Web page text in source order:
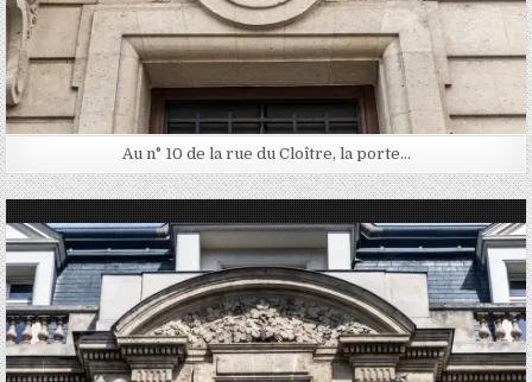
Au n° 10 de la rue du Cloître, la porte…
Posted in